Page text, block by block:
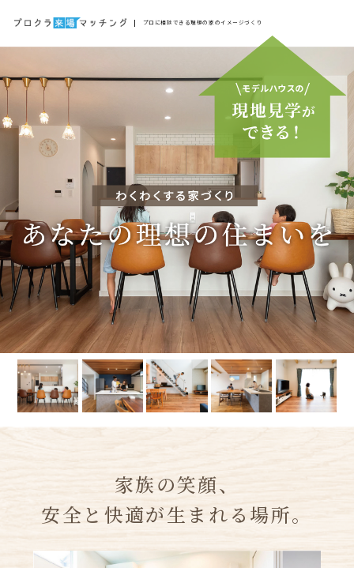
プロに相談できる理想の家のイメージづくり
家族の笑顔、
安全と快適が生まれる場所。